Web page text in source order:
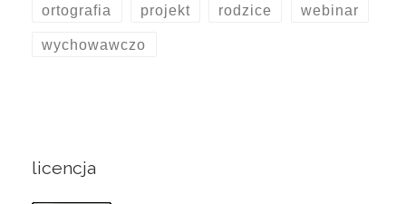
ortografia projekt rodzice webinar
wychowawczo
licencja